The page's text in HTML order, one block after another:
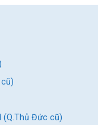
(Q.Thủ Đức cũ)